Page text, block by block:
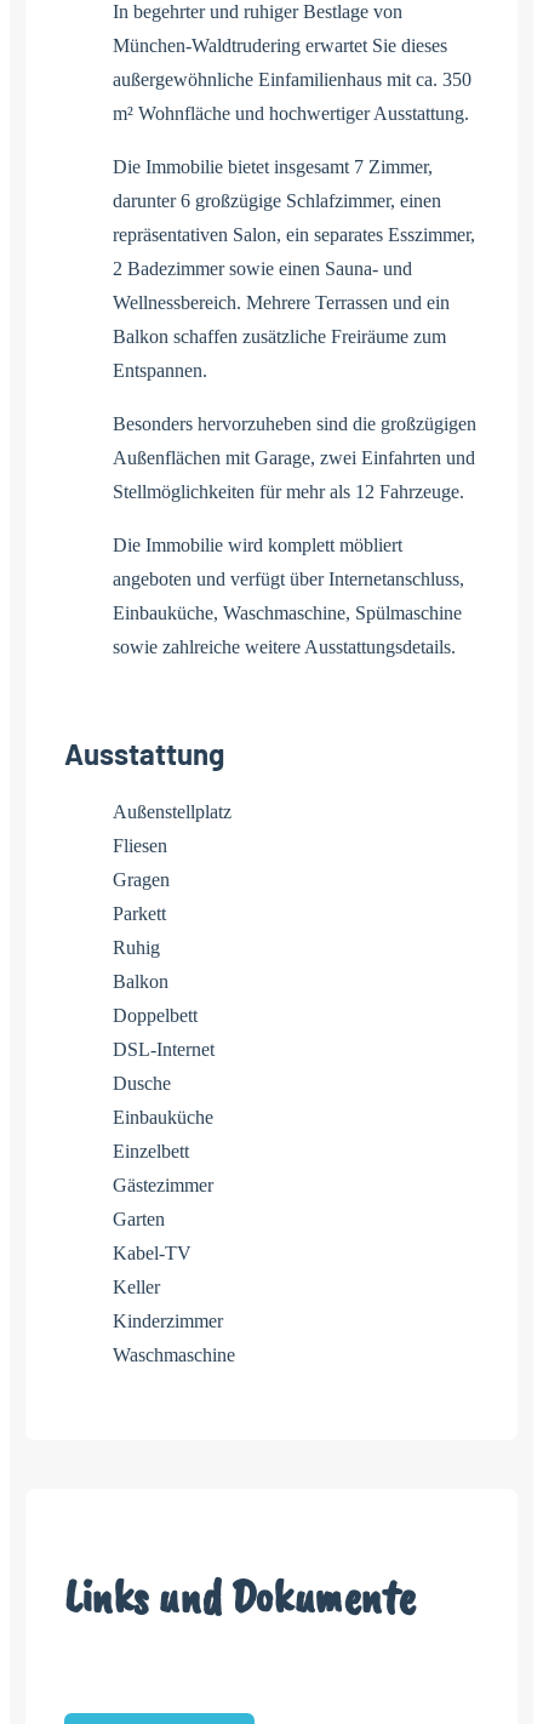
In begehrter und ruhiger Bestlage von
München-Waldtrudering erwartet Sie dieses
außergewöhnliche Einfamilienhaus mit ca. 350
m² Wohnfläche und hochwertiger Ausstattung.
Die Immobilie bietet insgesamt 7 Zimmer,
darunter 6 großzügige Schlafzimmer, einen
repräsentativen Salon, ein separates Esszimmer,
2 Badezimmer sowie einen Sauna- und
Wellnessbereich. Mehrere Terrassen und ein
Balkon schaffen zusätzliche Freiräume zum
Entspannen.
Besonders hervorzuheben sind die großzügigen
Außenflächen mit Garage, zwei Einfahrten und
Stellmöglichkeiten für mehr als 12 Fahrzeuge.
Die Immobilie wird komplett möbliert
angeboten und verfügt über Internetanschluss,
Einbauküche, Waschmaschine, Spülmaschine
sowie zahlreiche weitere Ausstattungsdetails.
Ausstattung
Außenstellplatz
Fliesen
Gragen
Parkett
Ruhig
Balkon
Doppelbett
DSL-Internet
Dusche
Einbauküche
Einzelbett
Gästezimmer
Garten
Kabel-TV
Keller
Kinderzimmer
Waschmaschine
Links und Dokumente